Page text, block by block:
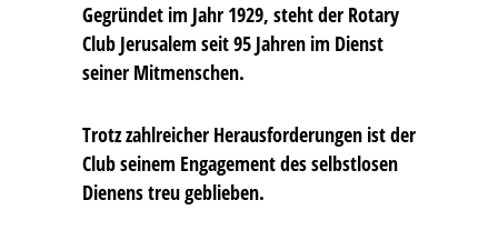
Gegründet im Jahr 1929, steht der Rotary
Club Jerusalem seit 95 Jahren im Dienst
seiner Mitmenschen.
Trotz zahlreicher Herausforderungen ist der
Club seinem Engagement des selbstlosen
Dienens treu geblieben.